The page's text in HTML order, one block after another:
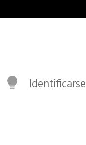
Identificarse